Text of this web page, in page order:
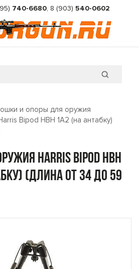
740-6680, 8 (903) 540-0602
и опоры для оружия
Bipod HBH 1А2 (на антабку)
Harris Bipod HBH
(длина от 34 до 59